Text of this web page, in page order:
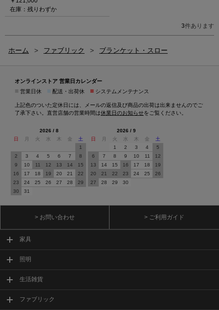
在庫：残りわずか
3件あります
ホーム > ファブリック > ブランケット・スロー
オンラインストア 営業日カレンダー
営業日休 配送・出荷休 ■ システムメンテナンス
上記色のついた定休日には、メールの返信及び商品の出荷は出来ませんのでご
了承下さい。直営店舗の営業時間は休業日のお知らせをご覧ください。
2026 / 8
日
月 火 水 木 金
土
1
2
3 4 5 6 7
8
9
10 11 12 13 14
15
16
17 18 19 20 21
22
23
24 25 26 27 28
29
30
31
2026 / 9
日
月 火 水 木 金
土
1
2 3 4
5
6
7 8 9 10 11
12
13
14 15 16 17 18
19
20
21 22 23 24 25
26
27
28 29 30
> お問い合わせ > ご利用ガイド
家具
照明
生活雑貨
ファブリック